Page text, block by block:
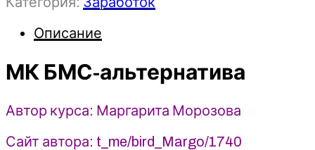
альтернатива
Маргарита
(2026)
Описание
МК БМС-альтернатива
Автор курса: Маргарита Морозова
Сайт автора: t_me/bird_Margo/1740